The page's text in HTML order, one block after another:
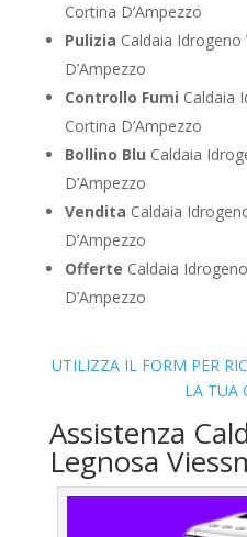
Cortina D’Ampezzo
Pulizia Caldaia Idrogeno
D’Ampezzo
Controllo Fumi Caldaia
Cortina D’Ampezzo
Bollino Blu Caldaia
D’Ampezzo
Vendita Caldaia
D’Ampezzo
Offerte Caldaia
D’Ampezzo
UTILIZZA IL FORM PER
LA TUA
Assistenza
Legnosa